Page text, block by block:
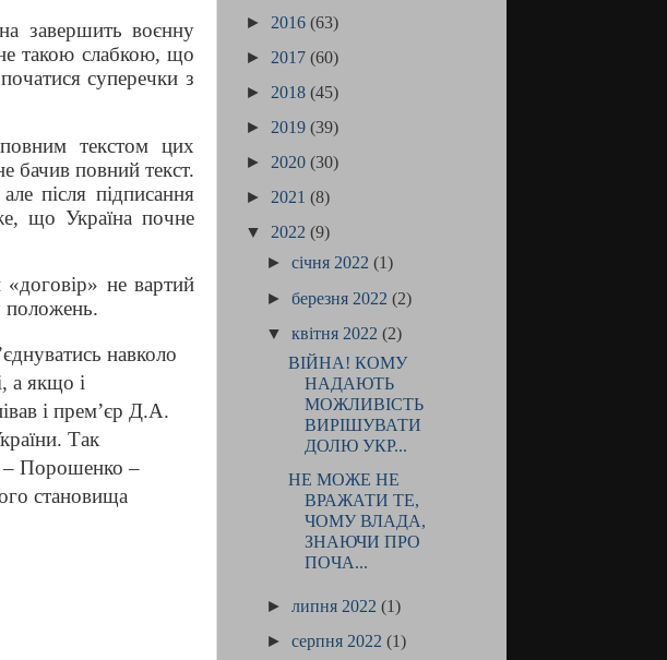
завершить воєнну
такою слабкою, що
суперечки з
текстом цих
бачив повний текст.
після підписання
що Україна почне
«договір» не вартий
положень.
навколо
а якщо і
і прем’єр Д.А.
Так
– Порошенко –
становища
► 2016 (63)
► 2017 (60)
► 2018 (45)
► 2019 (39)
► 2020 (30)
► 2021 (8)
▼ 2022 (9)
►січня 2022(1)
►березня 2022(2)
▼квітня 2022(2)
ВІЙНА! КОМУ
НАДАЮТЬ
МОЖЛИВІСТЬ
ВИРІШУВАТИ
ДОЛЮ УКР...
НЕ МОЖЕ НЕ
ВРАЖАТИ ТЕ,
ЧОМУ ВЛАДА,
ЗНАЮЧИ ПРО
ПОЧА...
►липня 2022(1)
►серпня 2022(1)